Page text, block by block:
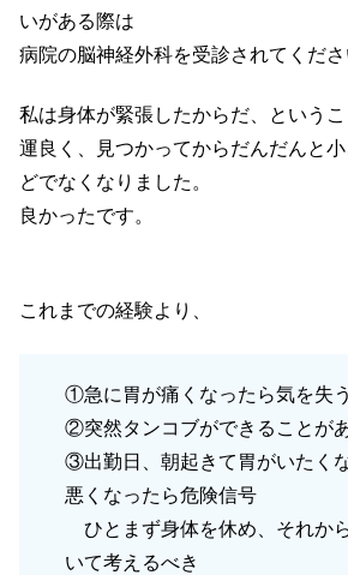
いがある際は
病院の脳神経外科を受診されてくださ
私は身体が緊張したからだ、というこ
運良く、見つかってからだんだんと
どでなくなりました。
良かったです。
これまでの経験より、
①急に胃が痛くなったら気を失
②突然タンコブができることが
③出勤日、朝起きて胃がいたく
悪くなったら危険信号
ひとまず身体を休め、それか
いて考えるべき